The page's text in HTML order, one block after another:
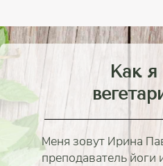
Как я
Меня зовут Ирина
преподаватель йоги